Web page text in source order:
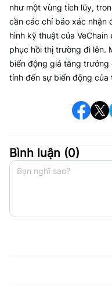
như một vùng tích lũy,
cần các chỉ báo xác nhận
hình kỹ thuật của
phục hồi thị trường đi lên.
biến động giá tăng
tính đến sự biến động
Bình luận (0)